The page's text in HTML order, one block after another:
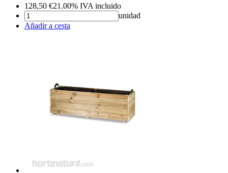
128,50 €21.00% IVA incluido
unidad
Añadir a cesta